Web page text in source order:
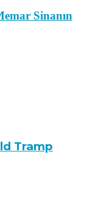
Sinanın
Tramp